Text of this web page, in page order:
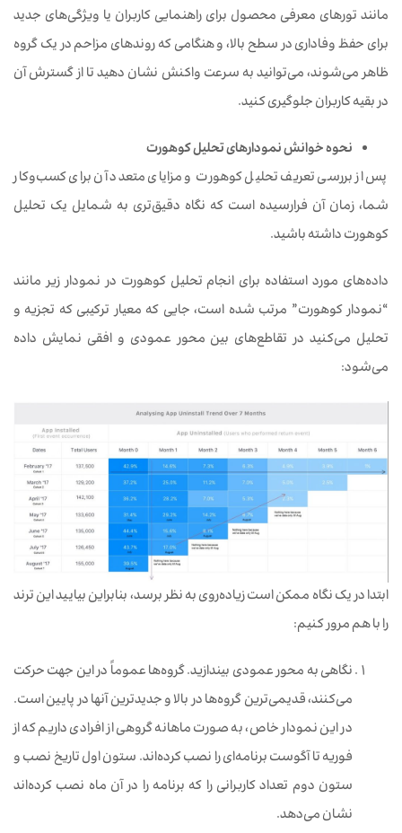
مانند تورهای معرفی محصول برای راهنمایی کاربران یا ویژگی‌های جدید
برای حفظ وفاداری در سطح بالا، و هنگامی که روندهای مزاحم در یک گروه
ظاهر می‌شوند، می‌توانید به سرعت واکنش نشان دهید تا از گسترش آن
در بقیه کاربران جلوگیری کنید.
نحوه خوانش نمودارهای تحلیل کوهورت
پس از بررسی تعریف تحلیل کوهورت و مزایای متعدد آن برای کسب‌وکار
شما، زمان آن فرارسیده است که نگاه دقیق‌تری به شمایل یک تحلیل
کوهورت داشته باشید.
داده‌های مورد استفاده برای انجام تحلیل کوهورت در نمودار زیر مانند
“نمودار کوهورت” مرتب شده است، جایی که معیار ترکیبی که تجزیه و
تحلیل می‌کنید در تقاطع‌های بین محور عمودی و افقی نمایش داده
می‌شود:
ابتدا در یک نگاه ممکن است زیاده‌روی به نظر برسد، بنابراین بیایید این ترند
را با هم مرور کنیم:
نگاهی به محور عمودی بیندازید. گروه‌ها عموماً در این جهت حرکت
می‌کنند، قدیمی‌ترین گروه‌ها در بالا و جدیدترین آنها در پایین است.
در این نمودار خاص، به صورت ماهانه گروهی از افرادی داریم که از
فوریه تا آگوست برنامه‌ای را نصب کرده‌اند. ستون اول تاریخ نصب و
ستون دوم تعداد کاربرانی را که برنامه را در آن ماه نصب کرده‌اند
نشان می‌دهد.